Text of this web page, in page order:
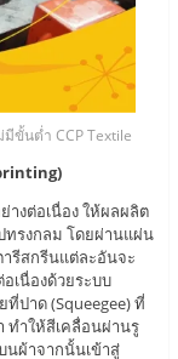
ขั้นต่ำ CCP Textile
งต่อเนื่อง ให้ผลผลิต
ทรงกลม โดยผ่านแผ่น
รีสกรีนแต่ละอันจะ
เนื่องด้วยระบบ
ปาด (Squeegee) ที่
ทำให้สีเคลื่อนผ่านรู
นผ้าจากนั้นเข้าสู่